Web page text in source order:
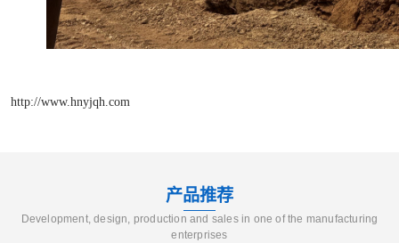
http://www.hnyjqh.com
产品推荐
Development, design, production and sales in one of the manufacturing
enterprises